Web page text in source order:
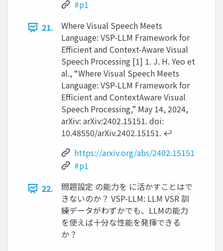
#p1
21.
Where Visual Speech Meets
Language: VSP-LLM Framework for
Efficient and Context-Aware Visual
Speech Processing [1] 1. J. H. Yeo et
al., “Where Visual Speech Meets
Language: VSP-LLM Framework for
Efficient and ContextAware Visual
Speech Processing,” May 14, 2024,
arXiv: arXiv:2402.15151. doi:
10.48550/arXiv.2402.15151. ↩︎
https://arxiv.org/abs/2402.15151
#p1
22.
問題設定 の能力を に活かすことはで
きないのか？ VSP-LLM: LLM VSR 訓
練データがわずかでも、LLMの能力
を使えば十分な性能を発揮できる
か？